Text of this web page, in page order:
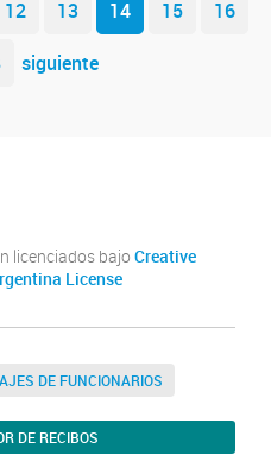
12 13 14 15
16
siguiente
licenciados bajo Creative
License
DE FUNCIONARIOS
DE RECIBOS